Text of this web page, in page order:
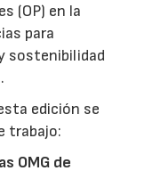
(OP) en la
para
sostenibilidad
edición se
trabajo:
OMG de